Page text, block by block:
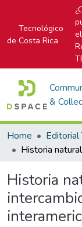
Tecnológico
de Costa Rica
el
&
Home Editorial
Historia